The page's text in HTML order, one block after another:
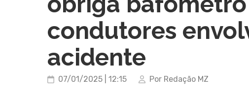
condutores
acidente
07/01/2025 | 12:15 Por Redação MZ